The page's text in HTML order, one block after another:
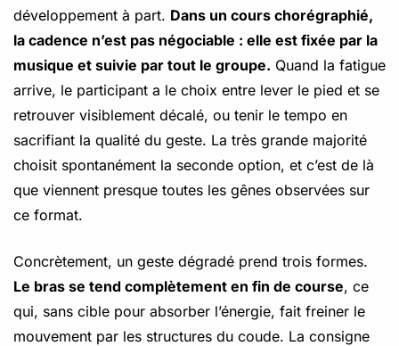
développement à part. Dans un cours chorégraphié,
la cadence n’est pas négociable : elle est fixée par la
musique et suivie par tout le groupe. Quand la fatigue
arrive, le participant a le choix entre lever le pied et se
retrouver visiblement décalé, ou tenir le tempo en
sacrifiant la qualité du geste. La très grande majorité
choisit spontanément la seconde option, et c’est de là
que viennent presque toutes les gênes observées sur
ce format.
Concrètement, un geste dégradé prend trois formes.
Le bras se tend complètement en fin de course, ce
qui, sans cible pour absorber l’énergie, fait freiner le
mouvement par les structures du coude. La consigne